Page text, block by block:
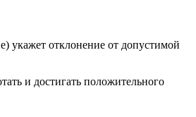
укажет отклонение от допустимой
и достигать положительного